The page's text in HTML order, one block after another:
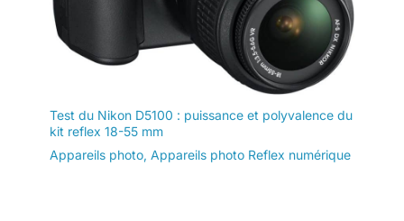
Test du Nikon D5100 : puissance et polyvalence du
kit reflex 18-55 mm
Appareils photo, Appareils photo Reflex numérique